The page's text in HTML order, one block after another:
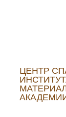
ЦЕНТР